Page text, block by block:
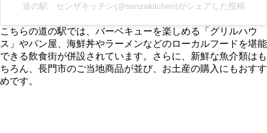
道の駅 センザキッチン(@senzakitchen)がシェアした投稿
こちらの道の駅では、バーベキューを楽しめる「グリルハウ
ス」やパン屋、海鮮丼やラーメンなどのローカルフードを堪能
できる飲食街が併設されています。さらに、新鮮な魚介類はも
ちろん、長門市のご当地商品が並び、お土産の購入にもおすす
めです。